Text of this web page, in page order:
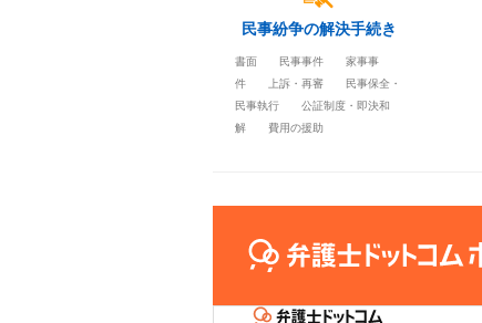
民事紛争の解決手続き
書面 民事事件
家事事
件
上訴・再審
民事保全・
民事執行
公証制度・即決和
解
費用の援助